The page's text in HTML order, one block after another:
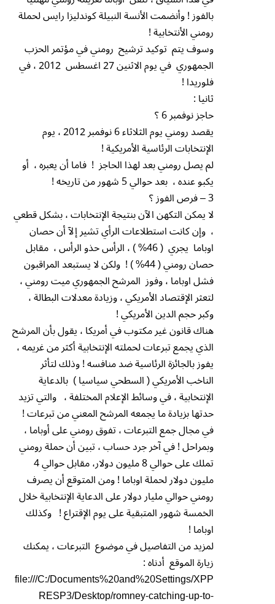
بالفوز ! وأنضمت الأنسة النبيلة كوندليزا رايس لحملة
رومني الأنتخابية !
وسوف يتم توكيد ترشيح رومني في مؤتمر الحزب
الجمهوري في يوم الاثنين 27 اغسطس 2012 ، في
فلوريدا !
ثانيا :
حاجز نوفمبر 6 ؟
يقصد رومني يوم الثلاثاء 6 نوفمبر 2012 ، يوم
الإنتخابات الرئاسية الأمريكية !
لم يصل رومني بعد لهذا الحاجز ! فاما أن يعبره ، أو
يكبو عنده ، بعد حوالي 5 شهور من تاريخه !
3 – فرص الفوز ؟
لا يمكن التكهن الآن بنتيجة الإنتخابات ، بشكل قطعي
، وإن كانت استطلاعات الرأي تشير إلآ أن حصان
اوباما يجري ( 46% ) ، الرأس حذو الرأس ، مقابل
حصان رومني ( 44% ) ! ولكن لا يستبعد المراقبون
فشل اوباما ، وفوز المرشح الجمهوري ميت رومني ،
لتعثر الإقتصاد الأمريكي ، وزيادة معدلات البطالة ،
وكبر حجم الدين الأمريكي !
هناك قانون غير مكتوب في أمريكا ، يقول بأن المرشح
الذي يجمع تبرعات لحملته الإنتخابية أكثر من غريمه ،
يفوز بالجائزة الرئاسية ضد منافسه ! وذلك لتأثر
الناخب الأمريكي ( السطحي سياسيا ) بالدعاية
الإنتخابية ، في وسائط الإعلام المختلفة ، والتي تزيد
حدتها بزيادة ما يجمعه المرشح المعني من تبرعات !
في مجال جمع التبرعات ، تفوق رومني على أوباما ،
وبمراحل ! في آخر جرد حساب ، تبين أن حملة رومني
تملك على حوالي 8 مليون دولار، مقابل حوالي 4
مليون دولار لحملة اوباما ! ومن المتوقع أن يصرف
رومني حوالي مليار دولار على الدعاية الإنتخابية خلال
الخمسة شهور المتبقية على يوم الإقتراع ! وكذلك
اوباما !
لمزيد من التفاصيل في موضوع التبرعات ، يمكنك
زيارة الموقع أدناه :
file:///C:/Documents%20and%20Settings/XPP
RESP3/Desktop/romney-catching-up-to-